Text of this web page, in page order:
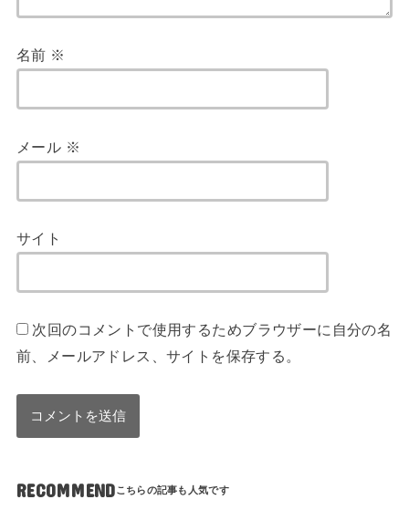
名前 ※
メール ※
サイト
次回のコメントで使用するためブラウザーに自分の名
前、メールアドレス、サイトを保存する。
RECOMMEND